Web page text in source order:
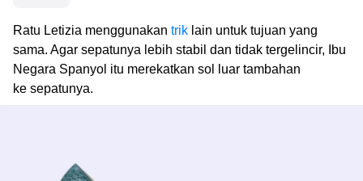
Ratu Letizia menggunakan trik lain untuk tujuan yang
sama. Agar sepatunya lebih stabil dan tidak tergelincir, Ibu
Negara Spanyol itu merekatkan sol luar tambahan
ke sepatunya.